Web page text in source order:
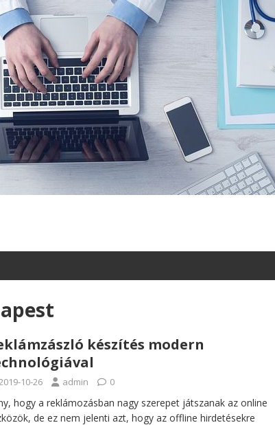
készítés modern
10-26 admin 0
hogy a reklámozásban nagy szerepet játszanak az online
de ez nem jelenti azt, hogy az offline hirdetésekre